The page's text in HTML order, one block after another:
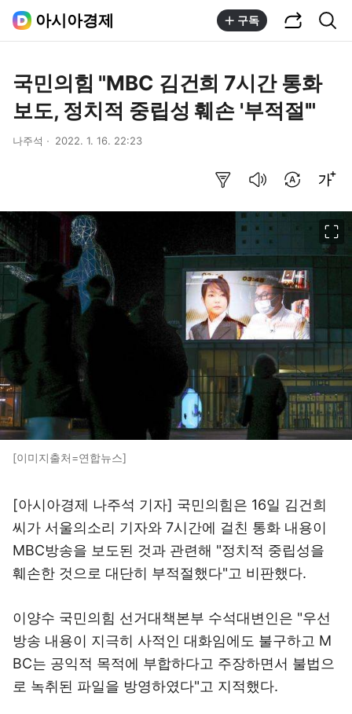
아시아경제 구독
국민의힘 "MBC 김건희 7시간 통화
보도, 정치적 중립성 훼손 '부적절'"
나주석 2022. 1. 16. 22:23
[이미지출처=연합뉴스]
[아시아경제 나주석 기자] 국민의힘은 16일 김건희
씨가 서울의소리 기자와 7시간에 걸친 통화 내용이
MBC방송을 보도된 것과 관련해 "정치적 중립성을
훼손한 것으로 대단히 부적절했다"고 비판했다.
이양수 국민의힘 선거대책본부 수석대변인은 "우선
방송 내용이 지극히 사적인 대화임에도 불구하고 M
BC는 공익적 목적에 부합하다고 주장하면서 불법으
로 녹취된 파일을 방영하였다"고 지적했다.